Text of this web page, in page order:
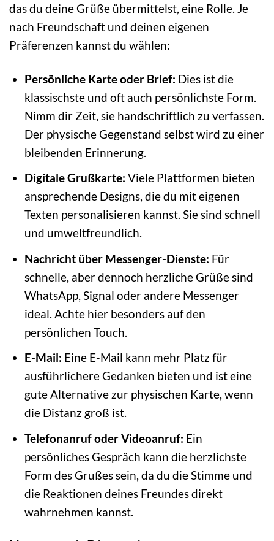
das du deine Grüße übermittelst, eine Rolle. Je
nach Freundschaft und deinen eigenen
Präferenzen kannst du wählen:
Persönliche Karte oder Brief: Dies ist die
klassischste und oft auch persönlichste Form.
Nimm dir Zeit, sie handschriftlich zu verfassen.
Der physische Gegenstand selbst wird zu einer
bleibenden Erinnerung.
Digitale Grußkarte: Viele Plattformen bieten
ansprechende Designs, die du mit eigenen
Texten personalisieren kannst. Sie sind schnell
und umweltfreundlich.
Nachricht über Messenger-Dienste: Für
schnelle, aber dennoch herzliche Grüße sind
WhatsApp, Signal oder andere Messenger
ideal. Achte hier besonders auf den
persönlichen Touch.
E-Mail: Eine E-Mail kann mehr Platz für
ausführlichere Gedanken bieten und ist eine
gute Alternative zur physischen Karte, wenn
die Distanz groß ist.
Telefonanruf oder Videoanruf: Ein
persönliches Gespräch kann die herzlichste
Form des Grußes sein, da du die Stimme und
die Reaktionen deines Freundes direkt
wahrnehmen kannst.